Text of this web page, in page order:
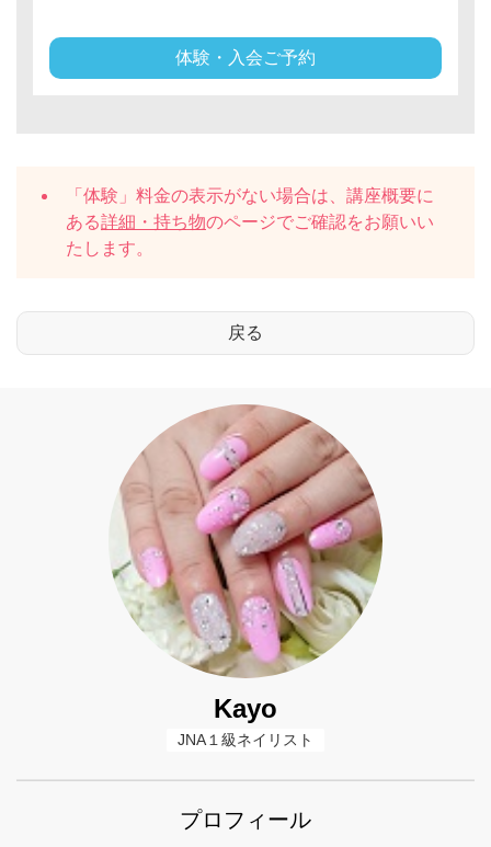
体験・入会ご予約
「体験」料金の表示がない場合は、講座概要に
ある詳細・持ち物のページでご確認をお願いい
たします。
Kayo
JNA１級ネイリスト
プロフィール